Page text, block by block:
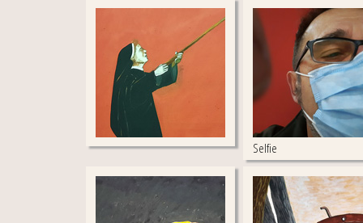
Selfie